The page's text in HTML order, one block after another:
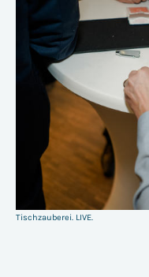
Tischzauberei. LIVE.